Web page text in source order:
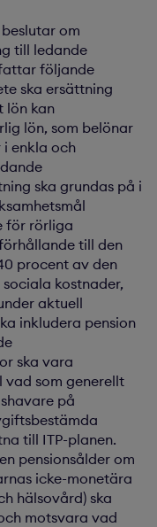
om
till ledande
följande
ska ersättning
lön kan
lön, som belönar
enkla och
ska grundas på i
för rörliga
till den
procent av den
kostnader,
aktuell
inkludera pension
ska vara
vad som generellt
på
till ITP-planen.
pensionsålder om
icke-monetära
hälsovård) ska
motsvara vad